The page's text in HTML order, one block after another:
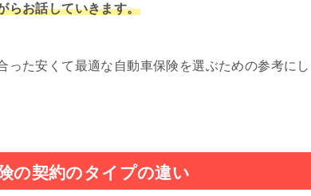
らお話していきます。
た安くて最適な自動車保険を選ぶための参考にし
の契約のタイプの違い